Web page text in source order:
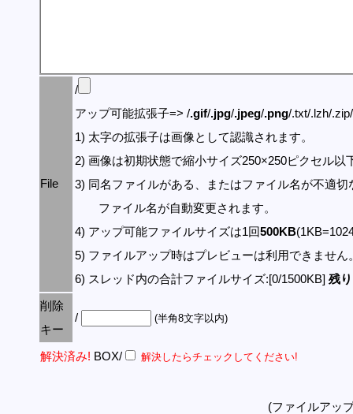
File
/
アップ可能拡張子=> /.gif/.jpg/.jpeg/.png/.txt/.lzh/
1) 太字の拡張子は画像として認識されます。
2) 画像は初期状態で縮小サイズ250×250ピクセル以
3) 同名ファイルがある、またはファイル名が不適切
ファイル名が自動変更されます。
4) アップ可能ファイルサイズは1回500KB
5) ファイルアップ時はプレビューは利用できません
6) スレッド内の合計ファイルサイズ:[0/1500KB] 残
削除
キー
/ (半角8文字以内)
解決済み! BOX/ 解決したらチェックしてください!
(ファイルアッ